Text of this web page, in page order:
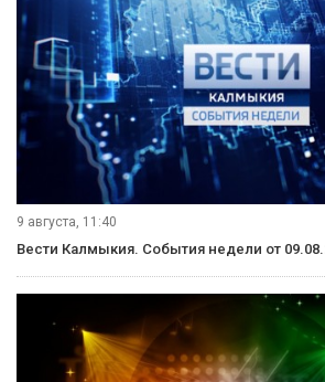
9 августа, 11:40
Вести Калмыкия. События недели от